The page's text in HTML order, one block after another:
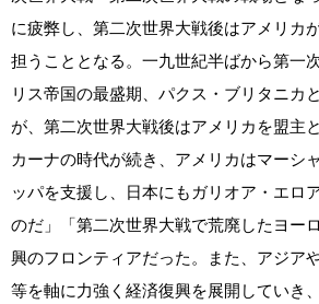
に疲弊し、第二次世界大戦後はアメリカ
担うこととなる。一九世紀半ばから第一
リス帝国の最盛期、パクス・ブリタニカ
が、第二次世界大戦後はアメリカを盟主
カーナの時代が続き、アメリカはマーシ
ッパを支援し、日本にもガリオア・エロ
のだ」「第二次世界大戦で荒廃したヨー
興のフロンティアだった。また、アジア
等を軸に力強く経済復興を展開していき